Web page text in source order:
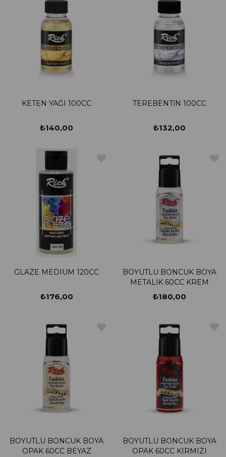
KETEN YAĞI 100CC
₺140,00
TEREBENTİN 100CC
₺132,00
GLAZE MEDIUM 120CC
₺176,00
BOYUTLU BONCUK BOYA
METALİK 60CC KREM
₺180,00
BOYUTLU BONCUK BOYA
OPAK 60CC BEYAZ
BOYUTLU BONCUK BOYA
OPAK 60CC KIRMIZI